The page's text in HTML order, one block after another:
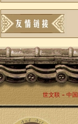
世文联- 中